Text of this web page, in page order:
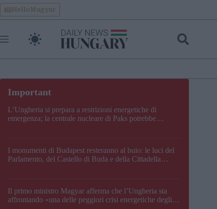
Skip
to
content
HelloMagyar
L’Ungheria si prepara a restrizioni energetiche di
emergenza; la centrale nucleare di Paks potrebbe
I monumenti di Budapest resteranno al buio: le luci del
Parlamento, del Castello di Buda e della Cittadella
Il primo ministro Magyar afferma che l’Ungheria sta
affrontando «una delle peggiori crisi energetiche degli